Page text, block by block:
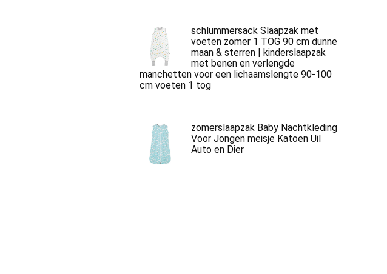
schlummersack Slaapzak met
voeten zomer 1 TOG 90 cm dunne
maan & sterren | kinderslaapzak
met benen en verlengde
manchetten voor een lichaamslengte 90-100
cm voeten 1 tog
zomerslaapzak Baby Nachtkleding
Voor Jongen meisje Katoen Uil
Auto en Dier